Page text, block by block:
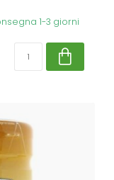
1-3 giorni